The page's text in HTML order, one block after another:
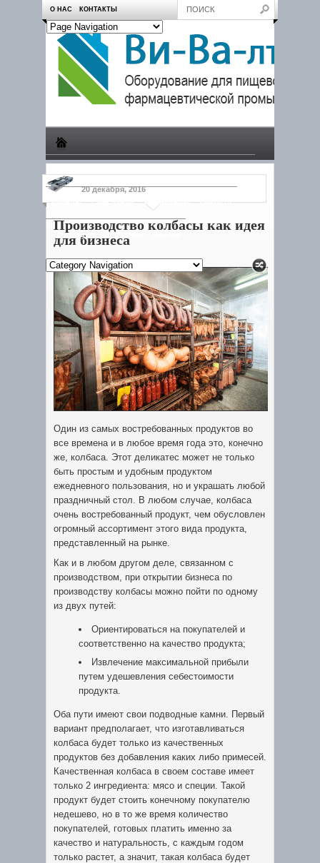
О НАС КОНТАКТЫ
Камеры Смесители Конвейеры Емкости
Продукция Дозаторы
20 декабря, 2016
Производство колбасы как идея
для бизнеса
Один из самых востребованных продуктов во
все времена и в любое время года это, конечно
же, колбаса. Этот деликатес может не только
быть простым и удобным продуктом
ежедневного пользования, но и украшать любой
праздничный стол. В любом случае, колбаса
очень востребованный продукт, чем обусловлен
огромный ассортимент этого вида продукта,
представленный на рынке.
Как и в любом другом деле, связанном с
производством, при открытии бизнеса по
производству колбасы можно пойти по одному
из двух путей:
Ориентироваться на покупателей и
соответственно на качество продукта;
Извлечение максимальной прибыли
путем удешевления себестоимости
продукта.
Оба пути имеют свои подводные камни. Первый
вариант предполагает, что изготавливаться
колбаса будет только из качественных
продуктов без добавления каких либо примесей.
Качественная колбаса в своем составе имеет
только 2 ингредиента: мясо и специи. Такой
продукт будет стоить конечному покупателю
недешево, но в то же время количество
покупателей, готовых платить именно за
качество и натуральность, с каждым годом
только растет, а значит, такая колбаса будет